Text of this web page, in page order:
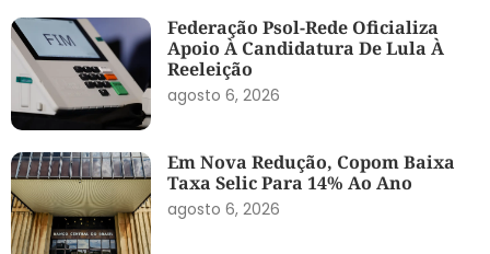
Federação Psol-Rede Oficializa
Apoio À Candidatura De Lula À
Reeleição
agosto 6, 2026
Em Nova Redução, Copom Baixa
Taxa Selic Para 14% Ao Ano
agosto 6, 2026